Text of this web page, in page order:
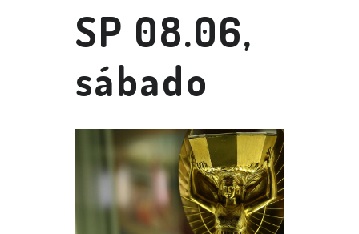
SP 08.06,
sábado